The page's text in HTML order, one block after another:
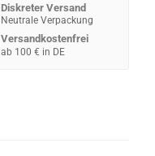
Diskreter Versand
Neutrale Verpackung
Versandkostenfrei
ab 100 € in DE